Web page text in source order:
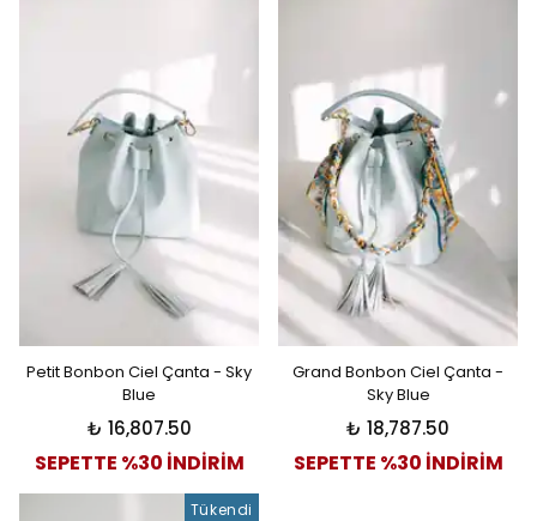
Petit Bonbon Ciel Çanta - Sky
Blue
₺ 16,807.50
SEPETTE %30 İNDİRİM
Grand Bonbon Ciel Çanta -
Sky Blue
₺ 18,787.50
SEPETTE %30 İNDİRİM
Tükendi